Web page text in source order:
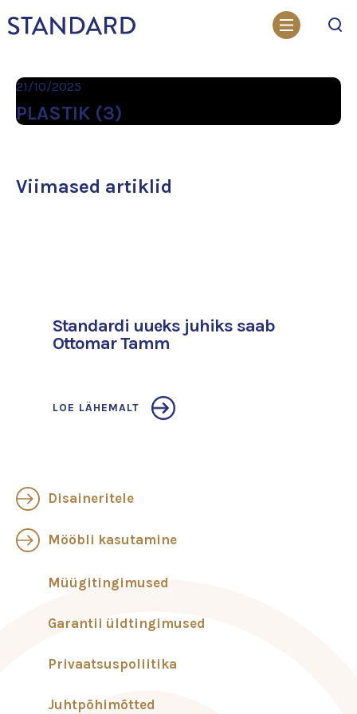
21/10/2025
PLASTIK (3)
Viimased artiklid
Standardi uueks juhiks saab
Ottomar Tamm
LOE LÄHEMALT
Disaineritele
Mööbli kasutamine
Müügitingimused
Garantii üldtingimused
Privaatsuspoliitika
Juhtpõhimõtted